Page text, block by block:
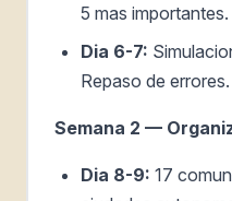
5 mas importantes.
Dia 6-7:
Repaso de errores.
Semana 2 —
Dia 8-9: 17